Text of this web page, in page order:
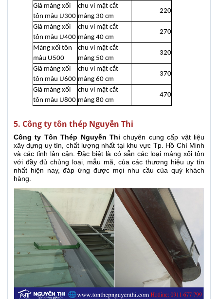
Giá máng xối
tôn màu U300
chu vi mặt cắt
máng 30 cm
220
Giá máng xối
tôn màu U400
chu vi mặt cắt
máng 40 cm
270
Máng xối tôn
màu U500
chu vi mặt cắt
máng 50 cm
320
Giá máng xối
tôn màu U600
chu vi mặt cắt
máng 60 cm
370
Giá máng xối
tôn màu U800
chu vi mặt cắt
máng 80 cm
470
5. Công ty tôn thép Nguyễn Thi
Công ty Tôn Thép Nguyễn Thi chuyên cung cấp vật liệu
xây dựng uy tín, chất lượng nhất tại khu vực Tp. Hồ Chí Minh
và các tỉnh lân cận. Đặc biệt là có sẵn các loại máng xối tôn
với đầy đủ chủng loại, mẫu mã, của các thương hiệu uy tín
nhất hiện nay, đáp ứng được mọi nhu cầu của quý khách
hàng.